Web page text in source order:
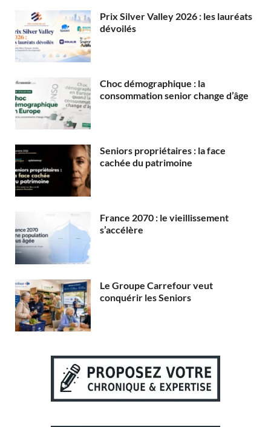
Prix Silver Valley 2026 : les lauréats
dévoilés
Choc démographique : la
consommation senior change d’âge
Seniors propriétaires : la face
cachée du patrimoine
France 2070 : le vieillissement
s’accélère
Le Groupe Carrefour veut
conquérir les Seniors